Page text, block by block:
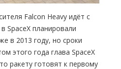
Falcon Heavy идёт с
SpaceX планировали
в 2013 году, но сроки
этого года глава SpaceX
ракету готовят к первому